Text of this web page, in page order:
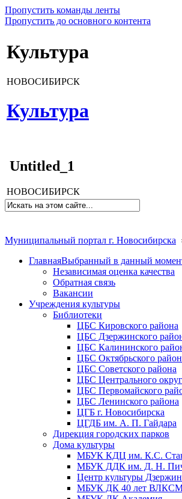
Пропустить команды ленты
Пропустить до основного контента
Культура
НОВОСИБИРСК
Культура
Untitled_1
НОВОСИБИРСК
Муниципальный портал г. Новосибирска
ГлавнаяВыбранный в данный
Независимая оценка качества
Обратная связь
Вакансии
Учреждения культуры
Библиотеки
ЦБС Кировского района
ЦБС Дзержинского
ЦБС Калининского
ЦБС Октябрьского
ЦБС Советского района
ЦБС Центрального
ЦБС Первомайского
ЦБС Ленинского района
ЦГБ г. Новосибирска
ЦГДБ им. А. П. Гайдара
Дирекция городских парков
Дома культуры
МБУК КДЦ им. К.С.
МБУК ДДК им. Д. Н.
Центр культуры
МБУК ДК 40 лет